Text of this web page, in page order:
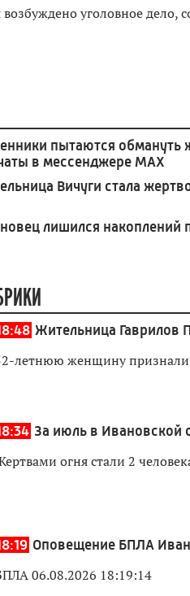
возбуждено уголовное
пытаются обмануть
в мессенджере МАХ
Вичуги стала
лишился накоплений
Жительница Гаврилов
летнюю женщину
За июль в Ивановской
огня стали 2
Оповещение БПЛА
06.08.2026 18:19:14